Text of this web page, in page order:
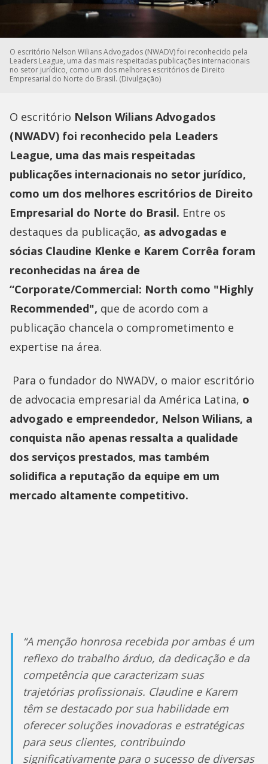
O escritório Nelson Wilians Advogados (NWADV) foi reconhecido pela
Leaders League, uma das mais respeitadas publicações internacionais
no setor jurídico, como um dos melhores escritórios de Direito
Empresarial do Norte do Brasil. (Divulgação)
O escritório Nelson Wilians Advogados
(NWADV) foi reconhecido pela Leaders
League, uma das mais respeitadas
publicações internacionais no setor jurídico,
como um dos melhores escritórios de Direito
Empresarial do Norte do Brasil. Entre os
destaques da publicação, as advogadas e
sócias Claudine Klenke e Karem Corrêa foram
reconhecidas na área de
“Corporate/Commercial: North como "Highly
Recommended", que de acordo com a
publicação chancela o comprometimento e
expertise na área.
Para o fundador do NWADV, o maior escritório
de advocacia empresarial da América Latina, o
advogado e empreendedor, Nelson Wilians, a
conquista não apenas ressalta a qualidade
dos serviços prestados, mas também
solidifica a reputação da equipe em um
mercado altamente competitivo.
“A menção honrosa recebida por ambas é um
reflexo do trabalho árduo, da dedicação e da
competência que caracterizam suas
trajetórias profissionais. Claudine e Karem
têm se destacado por sua habilidade em
oferecer soluções inovadoras e estratégicas
para seus clientes, contribuindo
significativamente para o sucesso de diversas